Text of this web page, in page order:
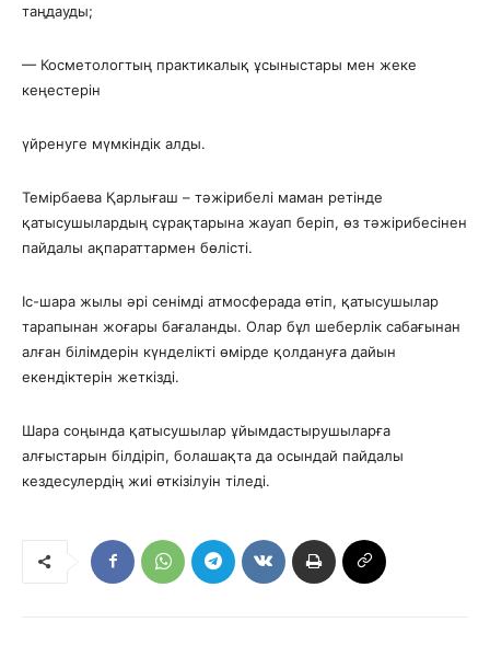
таңдауды;
— Косметологтың практикалық ұсыныстары мен жеке
кеңестерін
үйренуге мүмкіндік алды.
Темірбаева Қарлығаш – тәжірибелі маман ретінде
қатысушылардың сұрақтарына жауап беріп, өз тәжірибесінен
пайдалы ақпараттармен бөлісті.
Іс-шара жылы әрі сенімді атмосферада өтіп, қатысушылар
тарапынан жоғары бағаланды. Олар бұл шеберлік сабағынан
алған білімдерін күнделікті өмірде қолдануға дайын
екендіктерін жеткізді.
Шара соңында қатысушылар ұйымдастырушыларға
алғыстарын білдіріп, болашақта да осындай пайдалы
кездесулердің жиі өткізілуін тіледі.